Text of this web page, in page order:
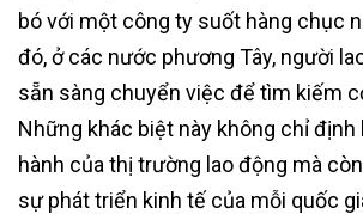
bó với một công ty suốt hàng chục
đó, ở các nước phương Tây, người
sẵn sàng chuyển việc để tìm kiếm
Những khác biệt này không chỉ định
hành của thị trường lao động mà
sự phát triển kinh tế của mỗi quốc